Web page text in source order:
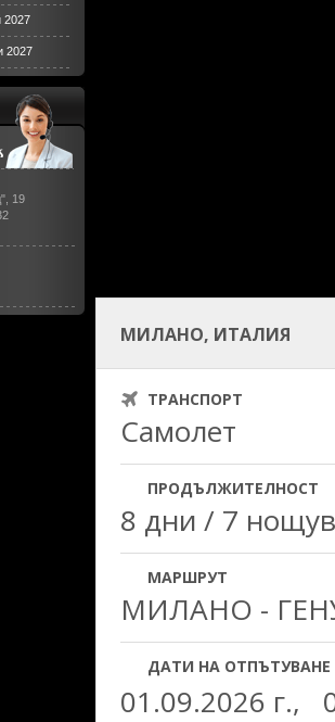
2027
2027
19
МИЛАНО, ИТАЛИЯ
ТРАНСПОРТ
Самолет
ПРОДЪЛЖИТЕЛНОСТ
8 дни / 7
МАРШРУТ
МИЛАНО -
ДАТИ НА ОТПЪТУВАНЕ
01.09.2026 г.,